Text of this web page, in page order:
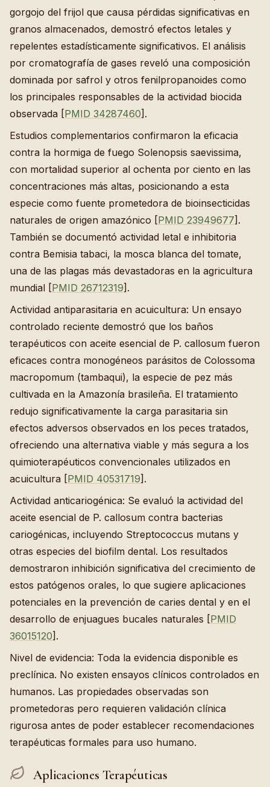
gorgojo del frijol que causa pérdidas significativas en
granos almacenados, demostró efectos letales y
repelentes estadísticamente significativos. El análisis
por cromatografía de gases reveló una composición
dominada por safrol y otros fenilpropanoides como
los principales responsables de la actividad biocida
observada [PMID 34287460].
Estudios complementarios confirmaron la eficacia
contra la hormiga de fuego Solenopsis saevissima,
con mortalidad superior al ochenta por ciento en las
concentraciones más altas, posicionando a esta
especie como fuente prometedora de bioinsecticidas
naturales de origen amazónico [PMID 23949677].
También se documentó actividad letal e inhibitoria
contra Bemisia tabaci, la mosca blanca del tomate,
una de las plagas más devastadoras en la agricultura
mundial [PMID 26712319].
Actividad antiparasitaria en acuicultura: Un ensayo
controlado reciente demostró que los baños
terapéuticos con aceite esencial de P. callosum fueron
eficaces contra monogéneos parásitos de Colossoma
macropomum (tambaqui), la especie de pez más
cultivada en la Amazonía brasileña. El tratamiento
redujo significativamente la carga parasitaria sin
efectos adversos observados en los peces tratados,
ofreciendo una alternativa viable y más segura a los
quimioterapéuticos convencionales utilizados en
acuicultura [PMID 40531719].
Actividad anticariogénica: Se evaluó la actividad del
aceite esencial de P. callosum contra bacterias
cariogénicas, incluyendo Streptococcus mutans y
otras especies del biofilm dental. Los resultados
demostraron inhibición significativa del crecimiento de
estos patógenos orales, lo que sugiere aplicaciones
potenciales en la prevención de caries dental y en el
desarrollo de enjuagues bucales naturales [PMID
36015120].
Nivel de evidencia: Toda la evidencia disponible es
preclínica. No existen ensayos clínicos controlados en
humanos. Las propiedades observadas son
prometedoras pero requieren validación clínica
rigurosa antes de poder establecer recomendaciones
terapéuticas formales para uso humano.
Aplicaciones Terapéuticas